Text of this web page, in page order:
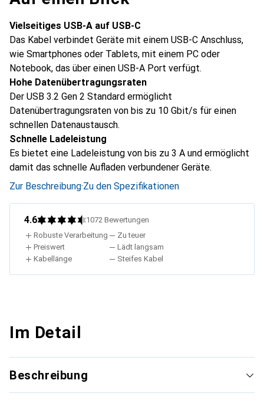
Vielseitiges USB-A auf USB-C
Das Kabel verbindet Geräte mit einem USB-C Anschluss,
wie Smartphones oder Tablets, mit einem PC oder
Notebook, das über einen USB-A Port verfügt.
Hohe Datenübertragungsraten
Der USB 3.2 Gen 2 Standard ermöglicht
Datenübertragungsraten von bis zu 10 Gbit/s für einen
schnellen Datenaustausch.
Schnelle Ladeleistung
Es bietet eine Ladeleistung von bis zu 3 A und ermöglicht
damit das schnelle Aufladen verbundener Geräte.
Zur Beschreibung·Zu den Spezifikationen
4.6 1072 Bewertungen
Robuste Verarbeitung
Preiswert
Kabellänge
Zu teuer
Lädt langsam
Steifes Kabel
Im Detail
Beschreibung